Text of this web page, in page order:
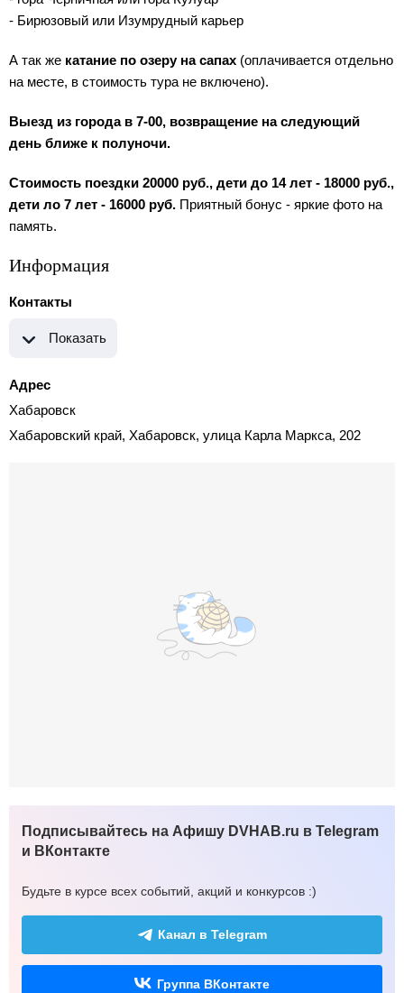
- Бирюзовый или Изумрудный карьер
А так же катание по озеру на сапах (оплачивается отдельно
на месте, в стоимость тура не включено).
Выезд из города в 7-00, возвращение на следующий
день ближе к полуночи.
Стоимость поездки 20000 руб., дети до 14 лет - 18000 руб.,
дети ло 7 лет - 16000 руб. Приятный бонус - яркие фото на
память.
Информация
Контакты
Показать
Адрес
Хабаровск
Хабаровский край, Хабаровск, улица Карла Маркса, 202
Подписывайтесь на Афишу DVHAB.ru в Telegram
и ВКонтакте
Будьте в курсе всех событий, акций и конкурсов :)
Канал в Telegram
Группа ВКонтакте